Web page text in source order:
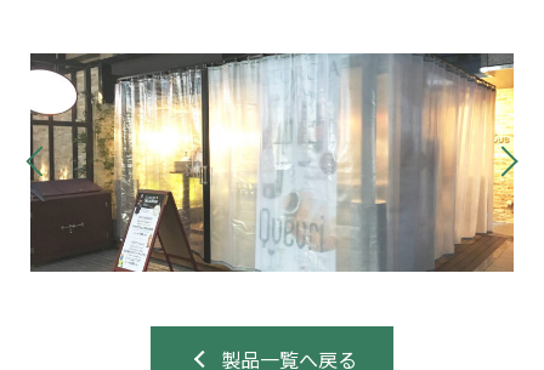
製品一覧へ戻る